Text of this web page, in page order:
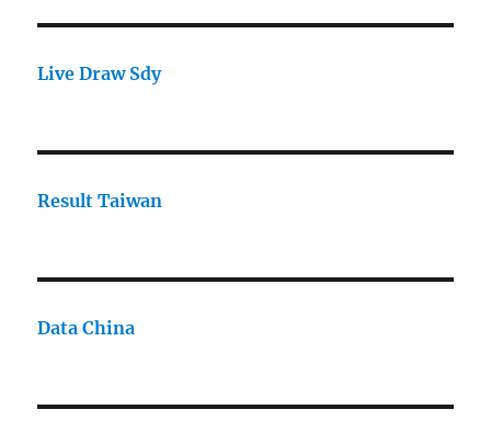
Live Draw Sdy
Result Taiwan
Data China